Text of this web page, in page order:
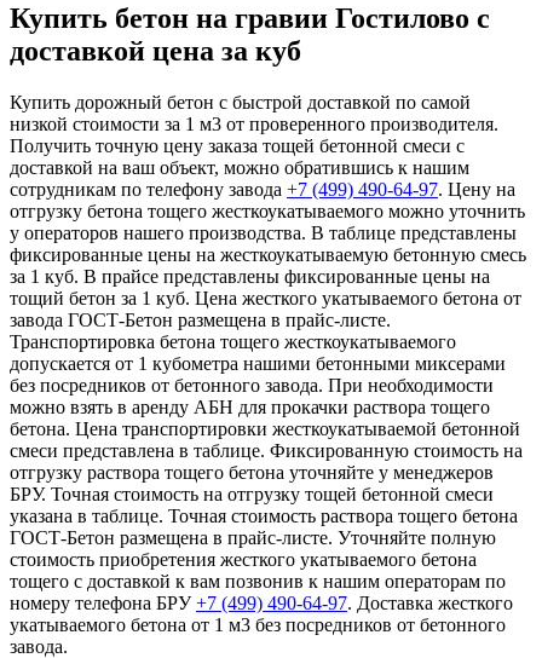
Купить бетон на гравии Гостилово с
доставкой цена за куб
Купить дорожный бетон с быстрой доставкой по самой
низкой стоимости за 1 м3 от проверенного производителя.
Получить точную цену заказа тощей бетонной смеси с
доставкой на ваш объект, можно обратившись к нашим
сотрудникам по телефону завода +7 (499) 490-64-97. Цену на
отгрузку бетона тощего жесткоукатываемого можно уточнить
у операторов нашего производства. В таблице представлены
фиксированные цены на жесткоукатываемую бетонную смесь
за 1 куб. В прайсе представлены фиксированные цены на
тощий бетон за 1 куб. Цена жесткого укатываемого бетона от
завода ГОСТ-Бетон размещена в прайс-листе.
Транспортировка бетона тощего жесткоукатываемого
допускается от 1 кубометра нашими бетонными миксерами
без посредников от бетонного завода. При необходимости
можно взять в аренду АБН для прокачки раствора тощего
бетона. Цена транспортировки жесткоукатываемой бетонной
смеси представлена в таблице. Фиксированную стоимость на
отгрузку раствора тощего бетона уточняйте у менеджеров
БРУ. Точная стоимость на отгрузку тощей бетонной смеси
указана в таблице. Точная стоимость раствора тощего бетона
ГОСТ-Бетон размещена в прайс-листе. Уточняйте полную
стоимость приобретения жесткого укатываемого бетона
тощего с доставкой к вам позвонив к нашим операторам по
номеру телефона БРУ+7 (499) 490-64-97. Доставка жесткого
укатываемого бетона от 1 м3 без посредников от бетонного
завода.